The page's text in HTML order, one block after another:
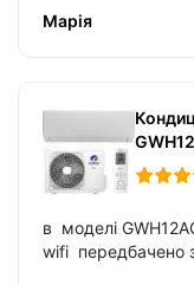
Марія
в моделі
wifi передбачено